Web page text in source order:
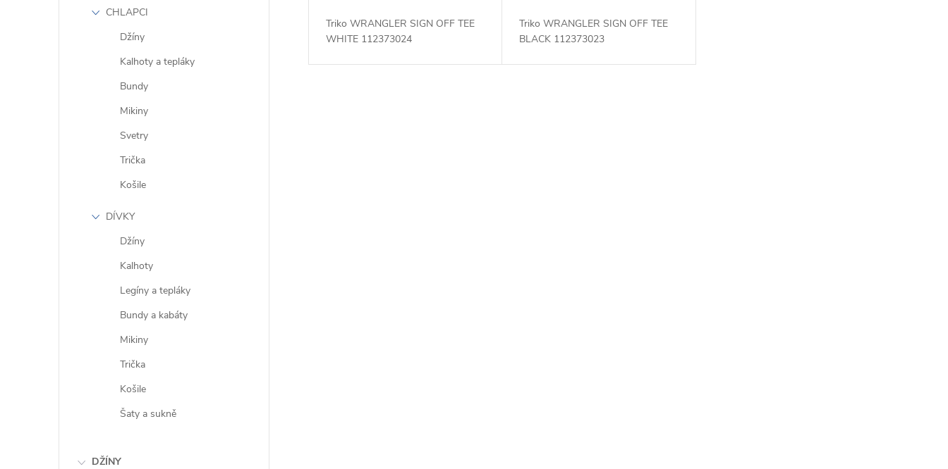
CHLAPCI
Džíny
Kalhoty a tepláky
Bundy
Mikiny
Svetry
Trička
Košile
DÍVKY
Džíny
Kalhoty
Legíny a tepláky
Bundy a kabáty
Mikiny
Trička
Košile
Šaty a sukně
DŽÍNY
u
Triko WRANGLER SIGN OFF TEE
WHITE 112373024
Triko WRANGLER SIGN OFF TEE
BLACK 112373023